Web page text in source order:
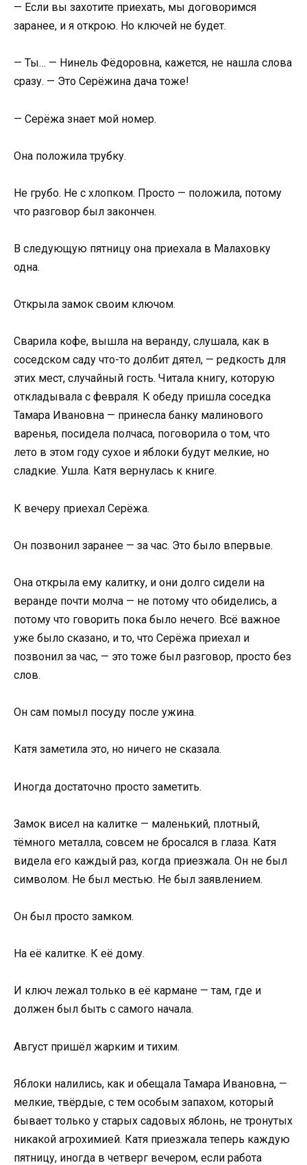
— Если вы захотите приехать, мы договоримся
заранее, и я открою. Но ключей не будет.
— Ты… — Нинель Фёдоровна, кажется, не нашла слова
сразу. — Это Серёжина дача тоже!
— Серёжа знает мой номер.
Она положила трубку.
Не грубо. Не с хлопком. Просто — положила, потому
что разговор был закончен.
В следующую пятницу она приехала в Малаховку
одна.
Открыла замок своим ключом.
Сварила кофе, вышла на веранду, слушала, как в
соседском саду что-то долбит дятел, — редкость для
этих мест, случайный гость. Читала книгу, которую
откладывала с февраля. К обеду пришла соседка
Тамара Ивановна — принесла банку малинового
варенья, посидела полчаса, поговорила о том, что
лето в этом году сухое и яблоки будут мелкие, но
сладкие. Ушла. Катя вернулась к книге.
К вечеру приехал Серёжа.
Он позвонил заранее — за час. Это было впервые.
Она открыла ему калитку, и они долго сидели на
веранде почти молча — не потому что обиделись, а
потому что говорить пока было нечего. Всё важное
уже было сказано, и то, что Серёжа приехал и
позвонил за час, — это тоже был разговор, просто без
слов.
Он сам помыл посуду после ужина.
Катя заметила это, но ничего не сказала.
Иногда достаточно просто заметить.
Замок висел на калитке — маленький, плотный,
тёмного металла, совсем не бросался в глаза. Катя
видела его каждый раз, когда приезжала. Он не был
символом. Не был местью. Не был заявлением.
Он был просто замком.
На её калитке. К её дому.
И ключ лежал только в её кармане — там, где и
должен был быть с самого начала.
Август пришёл жарким и тихим.
Яблоки налились, как и обещала Тамара Ивановна, —
мелкие, твёрдые, с тем особым запахом, который
бывает только у старых садовых яблонь, не тронутых
никакой агрохимией. Катя приезжала теперь каждую
пятницу, иногда в четверг вечером, если работа